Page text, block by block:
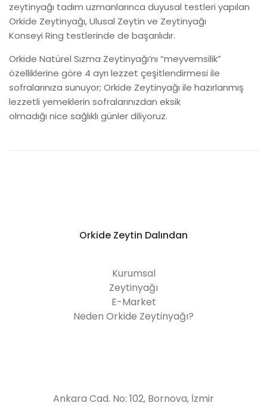
zeytinyağı tadım uzmanlarınca duyusal testleri yapılan
Orkide Zeytinyağı, Ulusal Zeytin ve Zeytinyağı
Konseyi Ring testlerinde de başarılıdır.
Orkide Natürel Sızma Zeytinyağı’nı “meyvemsilik”
özelliklerine göre 4 ayrı lezzet çeşitlendirmesi ile
sofralarınıza sunuyor; Orkide Zeytinyağı ile hazırlanmış
lezzetli yemeklerin sofralarınızdan eksik
olmadığı nice sağlıklı günler diliyoruz.
Orkide Zeytin Dalından
Kurumsal
Zeytinyağı
E-Market
Neden Orkide Zeytinyağı?
Ankara Cad. No: 102, Bornova, İzmir